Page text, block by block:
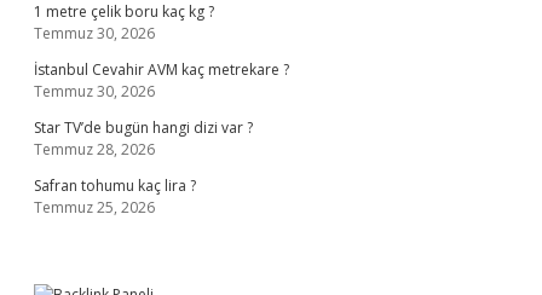
1 metre çelik boru kaç kg ?
Temmuz 30, 2026
İstanbul Cevahir AVM kaç metrekare ?
Temmuz 30, 2026
Star TV’de bugün hangi dizi var ?
Temmuz 28, 2026
Safran tohumu kaç lira ?
Temmuz 25, 2026